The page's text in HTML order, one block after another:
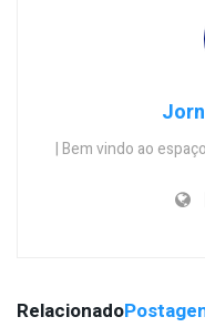
| Bem vindo ao
Relacionado